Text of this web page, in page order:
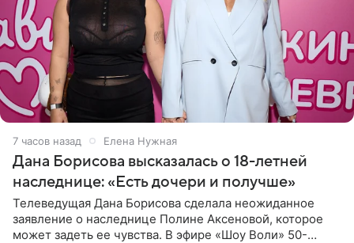
7 часов назад Елена Нужная
Дана Борисова высказалась о 18-летней
наследнице: «Есть дочери и получше»
Телеведущая Дана Борисова сделала неожиданное
заявление о наследнице Полине Аксеновой, которое
может задеть ее чувства. В эфире «Шоу Воли» 50-